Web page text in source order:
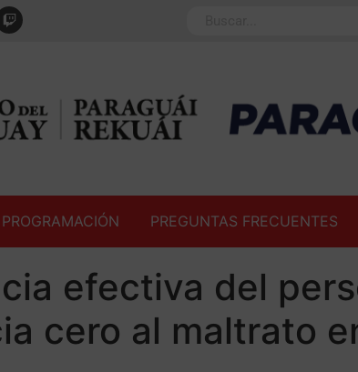
PROGRAMACIÓN PREGUNTAS FRECUENTES
efectiva del
cero al maltrato